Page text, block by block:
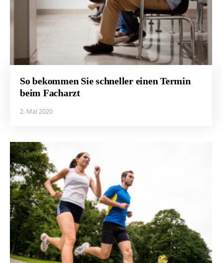
So bekommen Sie schneller einen Termin
beim Facharzt
2. Mai 2020